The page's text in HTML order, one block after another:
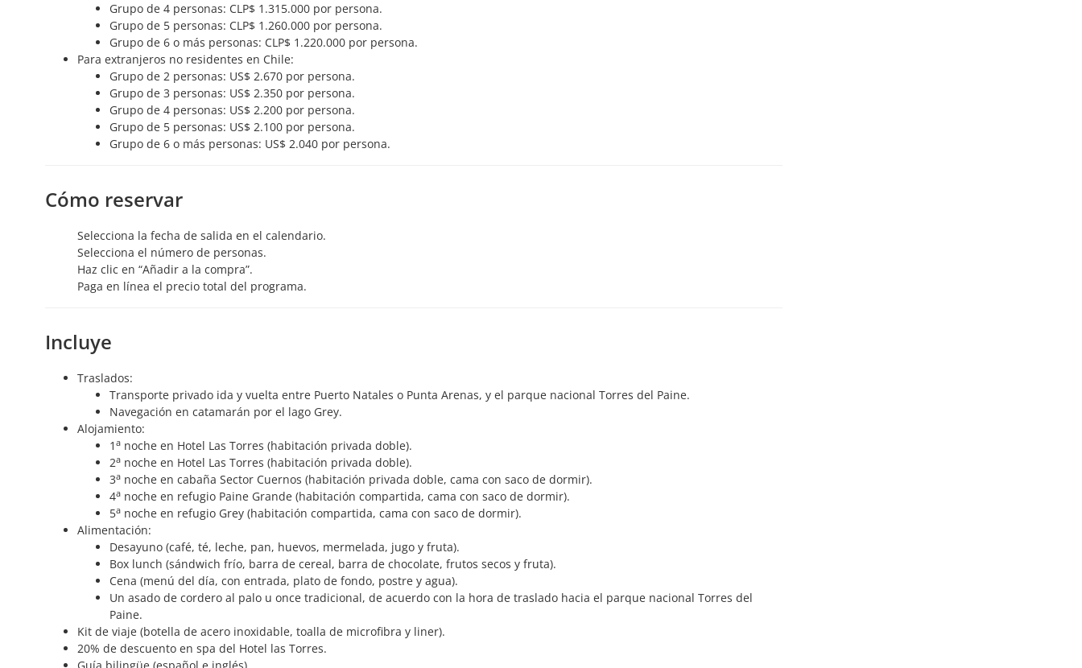
Grupo de 4 personas: CLP$ 1.315.000 por persona.
Grupo de 5 personas: CLP$ 1.260.000 por persona.
Grupo de 6 o más personas: CLP$ 1.220.000 por persona.
Para extranjeros no residentes en Chile:
Grupo de 2 personas: US$ 2.670 por persona.
Grupo de 3 personas: US$ 2.350 por persona.
Grupo de 4 personas: US$ 2.200 por persona.
Grupo de 5 personas: US$ 2.100 por persona.
Grupo de 6 o más personas: US$ 2.040 por persona.
Cómo reservar
Selecciona la fecha de salida en el calendario.
Selecciona el número de personas.
Haz clic en “Añadir a la compra”.
Paga en línea el precio total del programa.
Incluye
Traslados:
Transporte privado ida y vuelta entre Puerto Natales o Punta Arenas, y el parque nacional Torres del Paine.
Navegación en catamarán por el lago Grey.
Alojamiento:
1 a noche en Hotel Las Torres (habitación privada doble).
2a noche en Hotel Las Torres (habitación privada doble).
3a noche en cabaña Sector Cuernos (habitación privada doble, cama con saco de dormir).
4a noche en refugio Paine Grande (habitación compartida, cama con saco de dormir).
5a noche en refugio Grey (habitación compartida, cama con saco de dormir).
Alimentación:
Desayuno (café, té, leche, pan, huevos, mermelada, jugo y fruta).
Box lunch (sándwich frío, barra de cereal, barra de chocolate, frutos secos y fruta).
Cena (menú del día, con entrada, plato de fondo, postre y agua).
Un asado de cordero al palo u once tradicional, de acuerdo con la hora de traslado hacia el parque nacional Torres del
Paine.
Kit de viaje (botella de acero inoxidable, toalla de microfibra y liner).
20% de descuento en spa del Hotel las Torres.